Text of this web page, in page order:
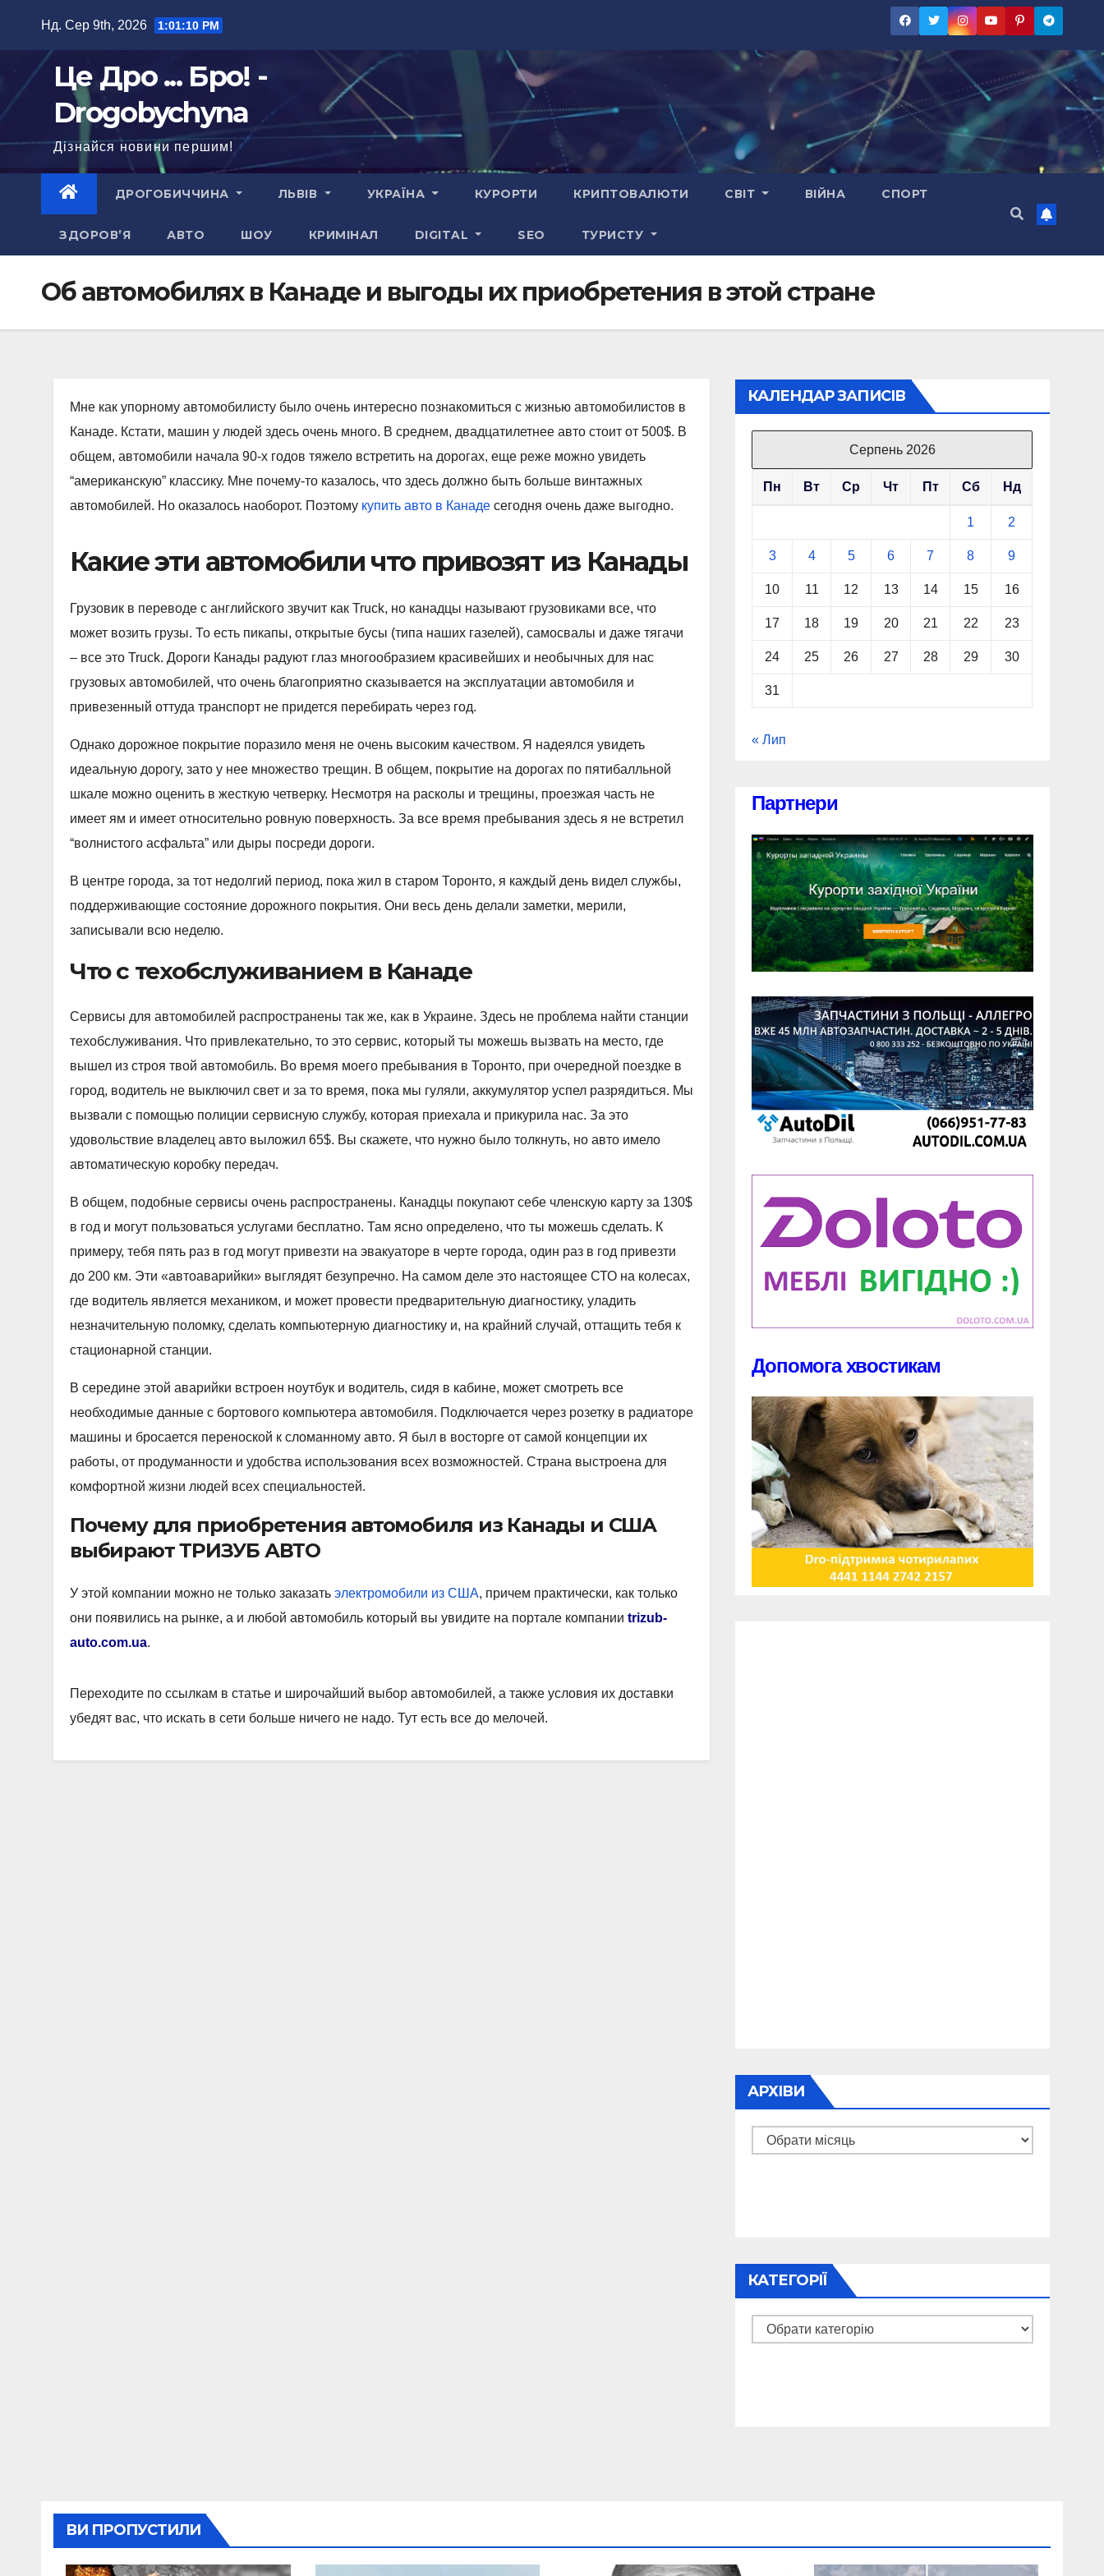
Нд. Сер 9th, 2026 1:01:11 PM
Це Дро ... Бро! -
Drogobychyna
Дізнайся новини першим!
ДРОГОБИЧЧИНА ЛЬВІВ УКРАЇНА КУРОРТИ КРИПТОВАЛЮТИ СВІТ ВІЙНА СПОРТ
ЗДОРОВ’Я АВТО ШОУ КРИМІНАЛ DIGITAL SEO ТУРИСТУ
Об автомобилях в Канаде и выгоды их приобретения в этой стране
Мне как упорному автомобилисту было очень интересно познакомиться с жизнью автомобилистов в
Канаде. Кстати, машин у людей здесь очень много. В среднем, двадцатилетнее авто стоит от 500$. В
общем, автомобили начала 90-х годов тяжело встретить на дорогах, еще реже можно увидеть
“американскую” классику. Мне почему-то казалось, что здесь должно быть больше винтажных
автомобилей. Но оказалось наоборот. Поэтому купить авто в Канаде сегодня очень даже выгодно.
Какие эти автомобили что привозят из Канады
Грузовик в переводе с английского звучит как Truck, но канадцы называют грузовиками все, что
может возить грузы. То есть пикапы, открытые бусы (типа наших газелей), самосвалы и даже тягачи
– все это Truck. Дороги Канады радуют глаз многообразием красивейших и необычных для нас
грузовых автомобилей, что очень благоприятно сказывается на эксплуатации автомобиля и
привезенный оттуда транспорт не придется перебирать через год.
Однако дорожное покрытие поразило меня не очень высоким качеством. Я надеялся увидеть
идеальную дорогу, зато у нее множество трещин. В общем, покрытие на дорогах по пятибалльной
шкале можно оценить в жесткую четверку. Несмотря на расколы и трещины, проезжая часть не
имеет ям и имеет относительно ровную поверхность. За все время пребывания здесь я не встретил
“волнистого асфальта” или дыры посреди дороги.
В центре города, за тот недолгий период, пока жил в старом Торонто, я каждый день видел службы,
поддерживающие состояние дорожного покрытия. Они весь день делали заметки, мерили,
записывали всю неделю.
Что с техобслуживанием в Канаде
Сервисы для автомобилей распространены так же, как в Украине. Здесь не проблема найти станции
техобслуживания. Что привлекательно, то это сервис, который ты можешь вызвать на место, где
вышел из строя твой автомобиль. Во время моего пребывания в Торонто, при очередной поездке в
город, водитель не выключил свет и за то время, пока мы гуляли, аккумулятор успел разрядиться. Мы
вызвали с помощью полиции сервисную службу, которая приехала и прикурила нас. За это
удовольствие владелец авто выложил 65$. Вы скажете, что нужно было толкнуть, но авто имело
автоматическую коробку передач.
В общем, подобные сервисы очень распространены. Канадцы покупают себе членскую карту за 130$
в год и могут пользоваться услугами бесплатно. Там ясно определено, что ты можешь сделать. К
примеру, тебя пять раз в год могут привезти на эвакуаторе в черте города, один раз в год привезти
до 200 км. Эти «автоаварийки» выглядят безупречно. На самом деле это настоящее СТО на колесах,
где водитель является механиком, и может провести предварительную диагностику, уладить
незначительную поломку, сделать компьютерную диагностику и, на крайний случай, оттащить тебя к
стационарной станции.
В середине этой аварийки встроен ноутбук и водитель, сидя в кабине, может смотреть все
необходимые данные с бортового компьютера автомобиля. Подключается через розетку в радиаторе
машины и бросается переноской к сломанному авто. Я был в восторге от самой концепции их
работы, от продуманности и удобства использования всех возможностей. Страна выстроена для
комфортной жизни людей всех специальностей.
Почему для приобретения автомобиля из Канады и США
выбирают ТРИЗУБ АВТО
У этой компании можно не только заказать электромобили из США, причем практически, как только
они появились на рынке, а и любой автомобиль который вы увидите на портале компании trizub-
auto.com.ua.
Переходите по ссылкам в статье и широчайший выбор автомобилей, а также условия их доставки
убедят вас, что искать в сети больше ничего не надо. Тут есть все до мелочей.
КАЛЕНДАР ЗАПИСІВ
Серпень 2026
Пн Вт Ср Чт Пт Сб Нд
1 2
3 4 5 6 7 8 9
10 11 12 13 14 15 16
17 18 19 20 21 22 23
24 25 26 27 28 29 30
31
« Лип
Партнери
Допомога хвостикам
АРХІВИ
Архіви
КАТЕГОРІЇ
Категорії
ВИ ПРОПУСТИЛИ